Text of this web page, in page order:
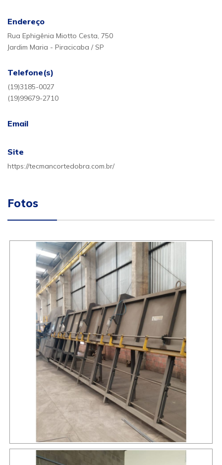
Endereço
Rua Ephigênia Miotto Cesta, 750
Jardim Maria - Piracicaba / SP
Telefone(s)
(19)3185-0027
(19)99679-2710
Email
Site
https://tecmancortedobra.com.br/
Fotos